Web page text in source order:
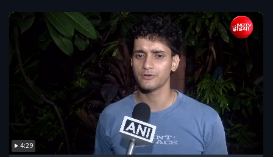
4:29